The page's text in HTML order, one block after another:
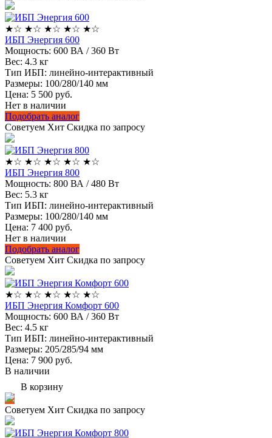
★☆ ★☆ ★☆ ★☆ ★☆
ИБП Энергия 600
Мощность: 600 ВА / 360 Вт
Вес: 4.3 кг
Тип ИБП: линейно-интерактивный
Размеры: 100/280/140 мм
Цена: 5 500 руб.
Нет в наличии
Подобрать аналог
Советуем Хит Скидка по запросу
★☆ ★☆ ★☆ ★☆ ★☆
ИБП Энергия 800
Мощность: 800 ВА / 480 Вт
Вес: 5.3 кг
Тип ИБП: линейно-интерактивный
Размеры: 100/280/140 мм
Цена: 7 400 руб.
Нет в наличии
Подобрать аналог
Советуем Хит Скидка по запросу
★☆ ★☆ ★☆ ★☆ ★☆
ИБП Энергия Комфорт 600
Мощность: 600 ВА / 360 Вт
Вес: 4.5 кг
Тип ИБП: линейно-интерактивный
Размеры: 205/285/94 мм
Цена: 7 900 руб.
В наличии
В корзину
Советуем Хит Скидка по запросу